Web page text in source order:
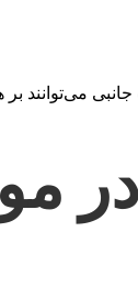
می‌توانند بر
در